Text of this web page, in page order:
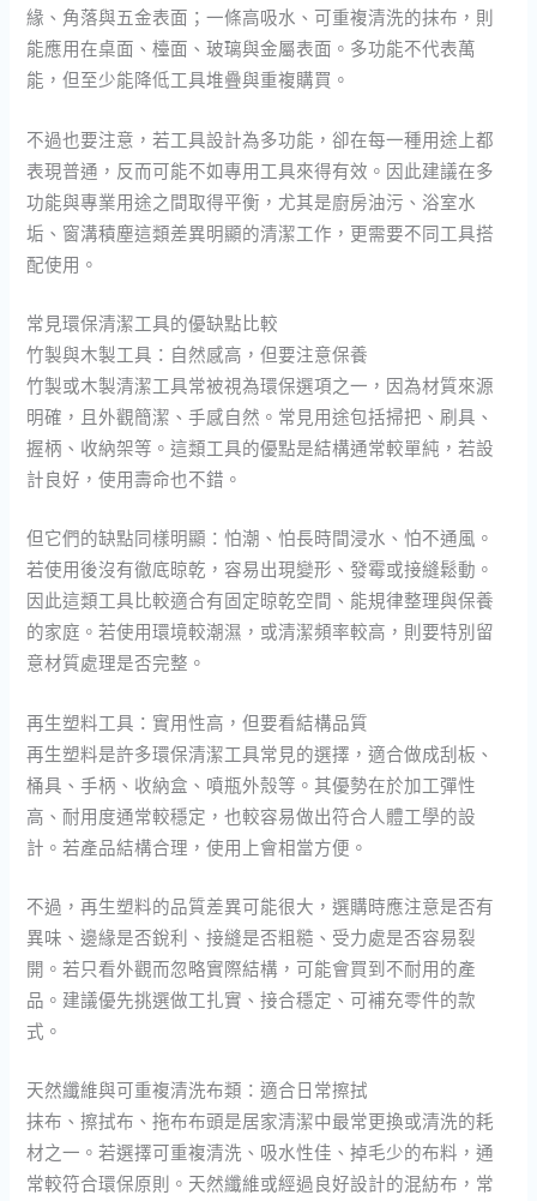
緣、角落與五金表面；一條高吸水、可重複清洗的抹布，則
能應用在桌面、檯面、玻璃與金屬表面。多功能不代表萬
能，但至少能降低工具堆疊與重複購買。
不過也要注意，若工具設計為多功能，卻在每一種用途上都
表現普通，反而可能不如專用工具來得有效。因此建議在多
功能與專業用途之間取得平衡，尤其是廚房油污、浴室水
垢、窗溝積塵這類差異明顯的清潔工作，更需要不同工具搭
配使用。
常見環保清潔工具的優缺點比較
竹製與木製工具：自然感高，但要注意保養
竹製或木製清潔工具常被視為環保選項之一，因為材質來源
明確，且外觀簡潔、手感自然。常見用途包括掃把、刷具、
握柄、收納架等。這類工具的優點是結構通常較單純，若設
計良好，使用壽命也不錯。
但它們的缺點同樣明顯：怕潮、怕長時間浸水、怕不通風。
若使用後沒有徹底晾乾，容易出現變形、發霉或接縫鬆動。
因此這類工具比較適合有固定晾乾空間、能規律整理與保養
的家庭。若使用環境較潮濕，或清潔頻率較高，則要特別留
意材質處理是否完整。
再生塑料工具：實用性高，但要看結構品質
再生塑料是許多環保清潔工具常見的選擇，適合做成刮板、
桶具、手柄、收納盒、噴瓶外殼等。其優勢在於加工彈性
高、耐用度通常較穩定，也較容易做出符合人體工學的設
計。若產品結構合理，使用上會相當方便。
不過，再生塑料的品質差異可能很大，選購時應注意是否有
異味、邊緣是否銳利、接縫是否粗糙、受力處是否容易裂
開。若只看外觀而忽略實際結構，可能會買到不耐用的產
品。建議優先挑選做工扎實、接合穩定、可補充零件的款
式。
天然纖維與可重複清洗布類：適合日常擦拭
抹布、擦拭布、拖布布頭是居家清潔中最常更換或清洗的耗
材之一。若選擇可重複清洗、吸水性佳、掉毛少的布料，通
常較符合環保原則。天然纖維或經過良好設計的混紡布，常